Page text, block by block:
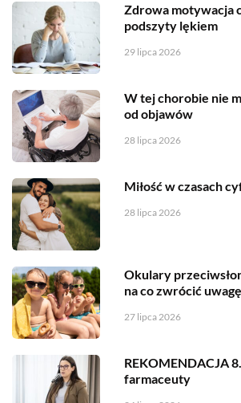
Zdrowa motywacja
podszyty lękiem
29 lipca 2026
W tej chorobie nie
od objawów
28 lipca 2026
Miłość w czasach
28 lipca 2026
Okulary
na co zwrócić
27 lipca 2026
REKOMENDACJA
farmaceuty